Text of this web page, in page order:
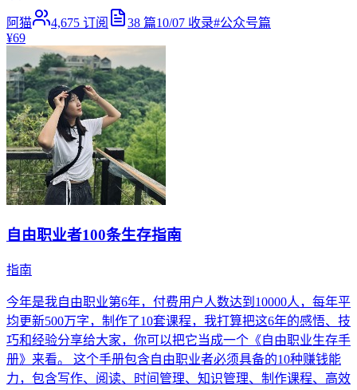
阿猫 4,675 订阅 38 篇10/07 收录#公众号篇
¥69
自由职业者100条生存指南
指南
今年是我自由职业第6年，付费用户人数达到10000人，每年平
均更新500万字，制作了10套课程，我打算把这6年的感悟、技
巧和经验分享给大家，你可以把它当成一个《自由职业生存手
册》来看。 这个手册包含自由职业者必须具备的10种赚钱能
力，包含写作、阅读、时间管理、知识管理、制作课程、高效